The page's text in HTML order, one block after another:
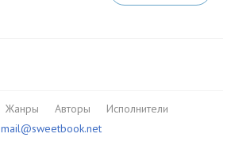
Жанры Авторы
Исполнители
mail@sweetbook.net